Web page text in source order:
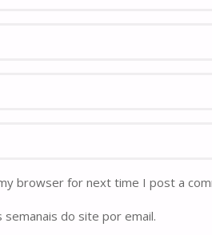
browser for next time I post a
do site por email.